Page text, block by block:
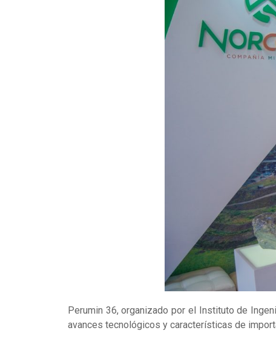
Perumin 36, organizado por el Instituto de
avances tecnológicos y características de